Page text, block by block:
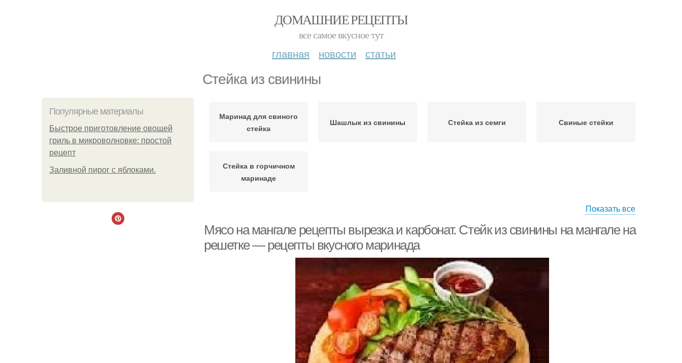
ДОМАШНИЕ РЕЦЕПТЫ
все самое вкусное тут
главная новости статьи
Стейка из свинины
Популярные материалы
Быстрое приготовление овощей
гриль в микроволновке: простой
рецепт
Заливной пирог с яблоками.
Маринад для свиного
стейка
Шашлык из свинины Стейка из семги Свиные стейки
Стейка в горчичном
маринаде
Показать все
Мясо на мангале рецепты вырезка и карбонат. Стейк из свинины на мангале на
решетке — рецепты вкусного маринада